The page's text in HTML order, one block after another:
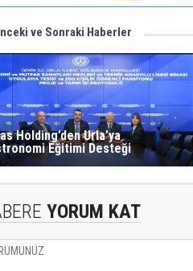
ve Sonraki Haberler
Holding’den Urla’ya
Eğitimi Desteği
YORUM KAT